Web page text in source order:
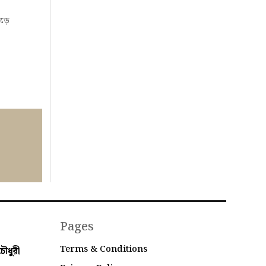
Pages
Terms & Conditions